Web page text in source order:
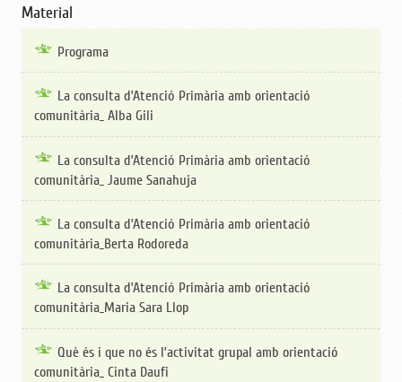
Material
Programa
La consulta d’Atenció Primària amb orientació
comunitària_ Alba Gili
La consulta d’Atenció Primària amb orientació
comunitària_ Jaume Sanahuja
La consulta d’Atenció Primària amb orientació
comunitària_Berta Rodoreda
La consulta d’Atenció Primària amb orientació
comunitària_Maria Sara Llop
Què és i que no és l’activitat grupal amb orientació
comunitària_ Cinta Daufi